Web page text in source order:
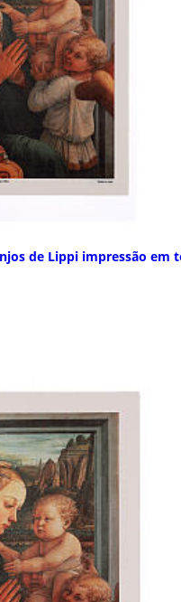
de Lippi impressão em